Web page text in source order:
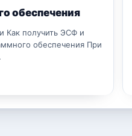
обеспечения
Как получить ЭСФ и
обеспечения При